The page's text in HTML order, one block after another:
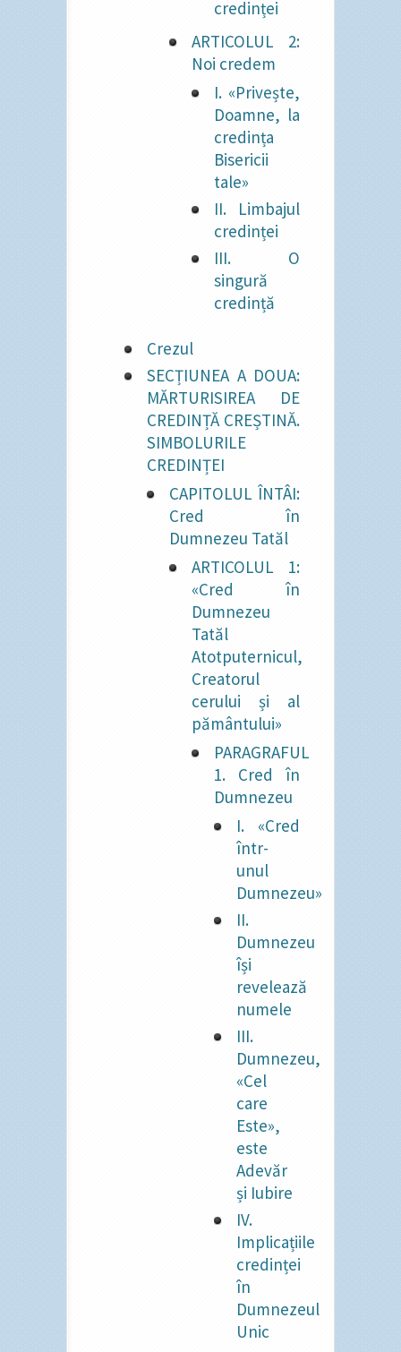
credinței
ARTICOLUL 2:
Noi credem
I. «Privește,
Doamne, la
credința
Bisericii
tale»
II. Limbajul
credinței
III. O
singură
credință
Crezul
SECȚIUNEA A DOUA:
MĂRTURISIREA DE
CREDINȚĂ CREȘTINĂ.
SIMBOLURILE
CREDINȚEI
CAPITOLUL ÎNTÂI:
Cred în
Dumnezeu Tatăl
ARTICOLUL 1:
«Cred în
Dumnezeu
Tatăl
Atotputernicul,
Creatorul
cerului și al
pământului»
PARAGRAFUL
1. Cred în
Dumnezeu
I. «Cred
într-
unul
Dumnezeu»
II.
Dumnezeu
își
revelează
numele
III.
Dumnezeu,
«Cel
care
Este»,
este
Adevăr
și Iubire
IV.
Implicațiile
credinței
în
Dumnezeul
Unic